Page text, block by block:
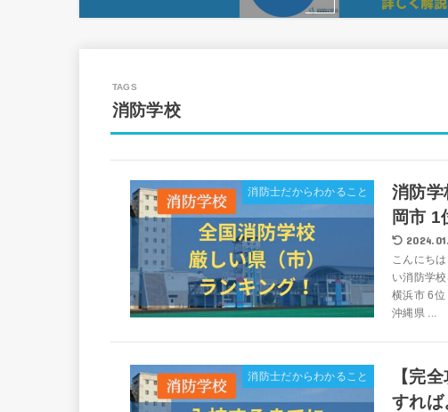
消防学校
消防士だからわかること
消防学
岡市 1
こんにち
い消防学
横浜市 6位
沖縄県 ...
消防士だからわかること
【完
すれば